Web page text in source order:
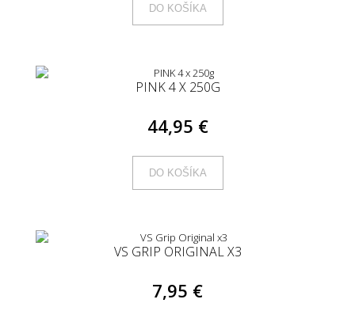
DO KOŠÍKA
PINK 4 X 250G
44,95 €
DO KOŠÍKA
VS GRIP ORIGINAL X3
7,95 €